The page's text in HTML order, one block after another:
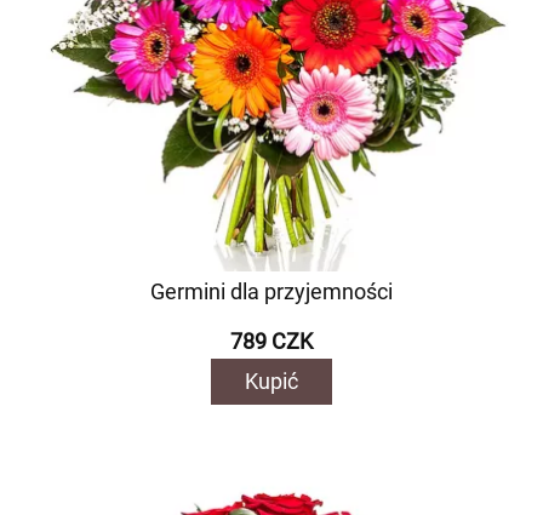
Germini dla przyjemności
789 CZK
Kupić